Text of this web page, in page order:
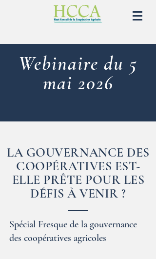
Webinaire du 5
mai 2026
LA GOUVERNANCE DES
COOPÉRATIVES EST-
ELLE PRÊTE POUR LES
DÉFIS À VENIR ?
Spécial Fresque de la gouvernance
des coopératives agricoles